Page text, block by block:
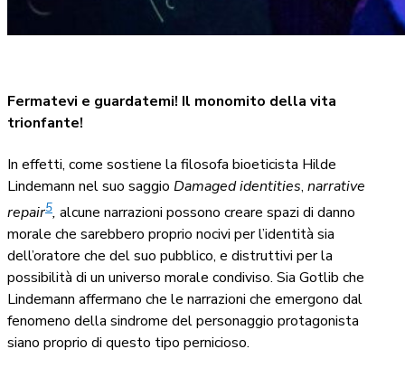
Fermatevi e guardatemi! Il monomito della vita
trionfante!
In effetti, come sostiene la filosofa bioeticista Hilde
Lindemann nel suo saggio Damaged identities, narrative
repair5, alcune narrazioni possono creare spazi di danno
morale che sarebbero proprio nocivi per l’identità sia
dell’oratore che del suo pubblico, e distruttivi per la
possibilità di un universo morale condiviso. Sia Gotlib che
Lindemann affermano che le narrazioni che emergono dal
fenomeno della sindrome del personaggio protagonista
siano proprio di questo tipo pernicioso.